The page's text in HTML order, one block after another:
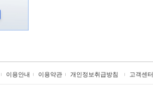
이용안내 이용약관 개인정보취급방침 고객센터